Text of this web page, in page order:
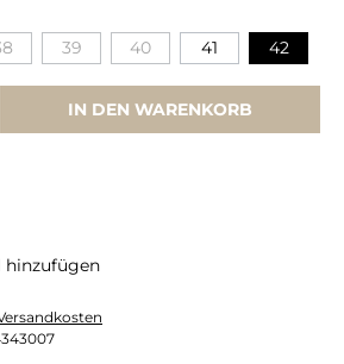
39 40 41 42
IN DEN WARENKORB
hinzufügen